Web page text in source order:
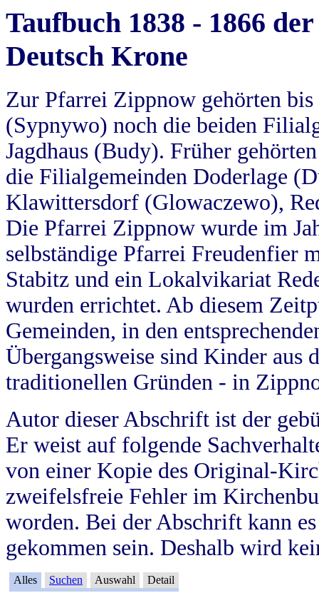
Taufbuch 1838 - 1866
Deutsch Krone
Zur Pfarrei Zippnow gehörten
(Sypnywo) noch die beiden
Jagdhaus (Budy). Früher
die Filialgemeinden Doderlage
Klawittersdorf (Glowaczewo),
Die Pfarrei Zippnow wurde im
selbständige Pfarrei Freudenfier
Stabitz und ein Lokalvikariat
wurden errichtet. Ab diesem
Gemeinden, in den
Übergangsweise sind Kinder aus
traditionellen Gründen - in
Autor dieser Abschrift ist der
Er weist auf folgende
von einer Kopie des Original-
zweifelsfreie Fehler im
worden. Bei der Abschrift kann
gekommen sein. Deshalb wird
Alles Suchen Auswahl Detail